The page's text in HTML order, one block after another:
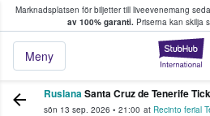
Marknadsplatsen för biljetter till liveevenemang
av 100% garanti. Priserna kan skilja
Meny
köper och säljer
RuslanaSanta Cruz de Tenerife
sön 13 sep. 2026 • 21:00 at Recinto ferial